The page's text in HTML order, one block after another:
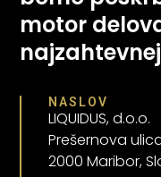
motor
NASLOV
LIQUIDUS, d.o.o.
Prešernova
2000 Maribor,